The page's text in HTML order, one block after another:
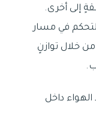
إلى أخرى.
في مسار
خلال توازنٍ
داخل